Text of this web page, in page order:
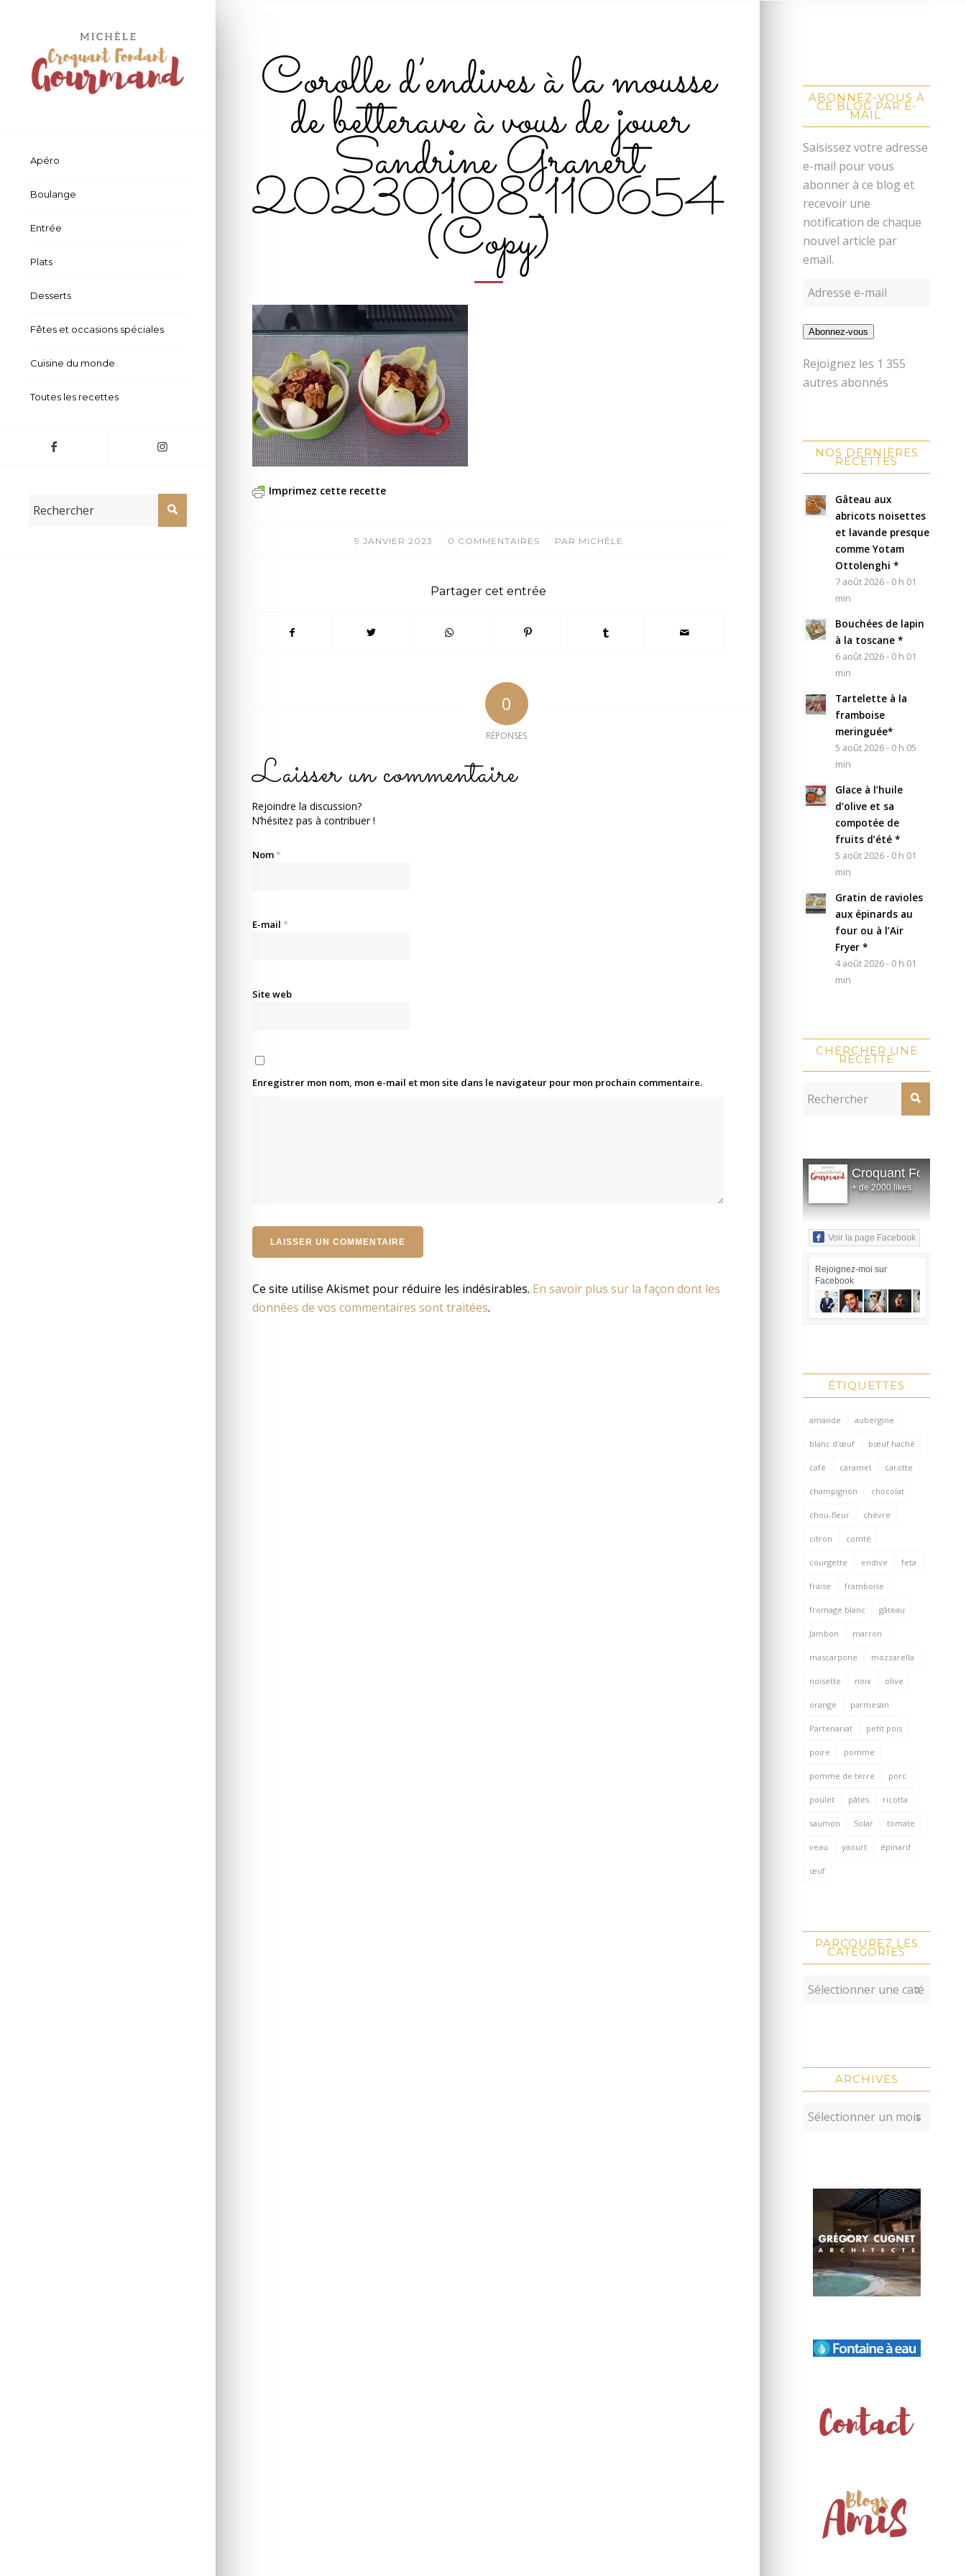
Apéro
Boulange
Entrée
Plats
Desserts
Fêtes et occasions spéciales
Cuisine du monde
Toutes les recettes
Corolle d’endives à la mousse
de betterave à vous de jouer
Sandrine Granert
20230108_110654
(Copy)
Imprimez cette recette
9 JANVIER 2023
/ 0 COMMENTAIRES
/ PAR MICHÈLE
Partager cet entrée
0
RÉPONSES
Laisser un commentaire
Rejoindre la discussion?
N’hésitez pas à contribuer !
Nom*
E-mail *
Site web
Enregistrer mon nom, mon e-mail et mon site dans le navigateur pour mon prochain commentaire.
Ce site utilise Akismet pour réduire les indésirables. En savoir plus sur la façon dont les
données de vos commentaires sont traitées.
ABONNEZ-VOUS À
CE BLOG PAR E-
MAIL.
Saisissez votre adresse
e-mail pour vous
abonner à ce blog et
recevoir une
notification de chaque
nouvel article par
email.
Abonnez-vous
Rejoignez les 1 355
autres abonnés
NOS DERNIÈRES
RECETTES
Gâteau aux
abricots noisettes
et lavande presque
comme Yotam
Ottolenghi *
7 août 2026 - 0 h 01
min
Bouchées de lapin
à la toscane *
6 août 2026 - 0 h 01
min
Tartelette à la
framboise
meringuée*
5 août 2026 - 0 h 05
min
Glace à l’huile
d’olive et sa
compotée de
fruits d’été *
5 août 2026 - 0 h 01
min
Gratin de ravioles
aux épinards au
four ou à l’Air
Fryer *
4 août 2026 - 0 h 01
min
CHERCHER UNE
RECETTE
Croquant Fondant
+ de 2000 likes
Voir la page Facebook
Rejoignez-moi sur
Facebook
ÉTIQUETTES
amande aubergine
blanc d'œuf bœuf haché
café caramel carotte
champignon chocolat
chou-fleur chèvre
citron comté
courgette endive feta
fraise framboise
fromage blanc gâteau
Jambon marron
mascarpone mozzarella
noisette noix olive
orange parmesan
Partenariat petit pois
poire pomme
pomme de terre porc
poulet pâtes ricotta
saumon Solar tomate
veau yaourt épinard
œuf
PARCOUREZ LES
CATÉGORIES
ARCHIVES